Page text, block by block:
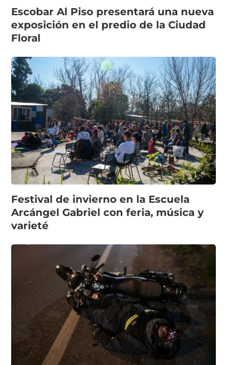
Escobar Al Piso presentará una nueva
exposición en el predio de la Ciudad
Floral
Festival de invierno en la Escuela
Arcángel Gabriel con feria, música y
varieté